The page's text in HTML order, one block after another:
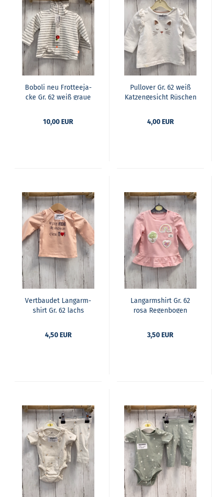
Bobo­li neu Frot­tee­ja­
cke Gr. 62 weiß graue
10,00 EUR
Pull­over Gr. 62 weiß
Kat­zen­ge­sicht Rü­schen
4,00 EUR
Vert­bau­det Lang­arm­
shirt Gr. 62 lachs
4,50 EUR
Lang­arm­shirt Gr. 62
rosa Re­gen­bo­gen
3,50 EUR